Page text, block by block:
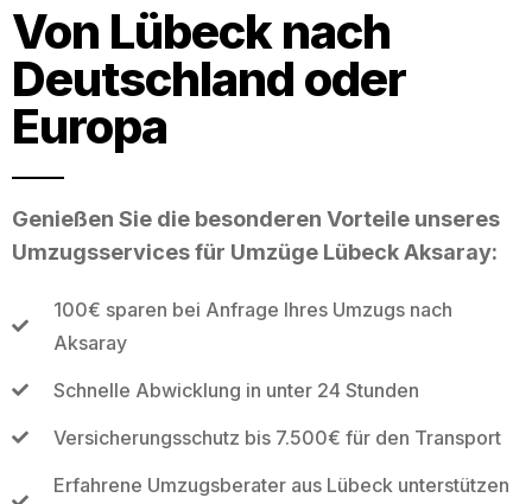
Von Lübeck nach
Deutschland oder
Europa
Genießen Sie die besonderen Vorteile unseres
Umzugsservices für Umzüge Lübeck Aksaray:
100€ sparen bei Anfrage Ihres Umzugs nach
Aksaray
Schnelle Abwicklung in unter 24 Stunden
Versicherungsschutz bis 7.500€ für den Transport
Erfahrene Umzugsberater aus Lübeck unterstützen